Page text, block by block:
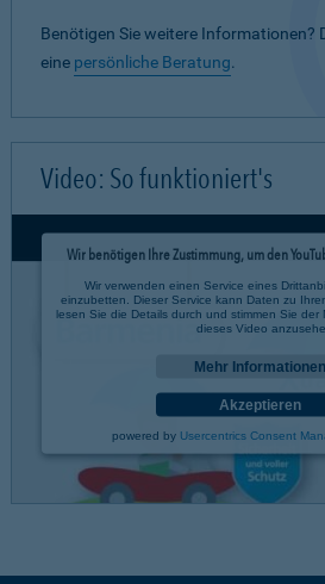
Benötigen Sie weitere Informationen?
eine persönliche Beratung.
Video: So funktioniert's
Wir benötigen Ihre Zustimmung, um den
Wir verwenden einen Service eines
einzubetten. Dieser Service kann Daten zu
lesen Sie die Details durch und stimmen Sie der
dieses Video
Mehr Informationen
Akzeptieren
powered by Usercentrics Consent